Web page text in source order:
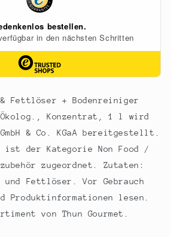
Fettlöser + Bodenreiniger
Konzentrat, 1 l wird
& Co. KGaA bereitgestellt.
ist der Kategorie Non Food /
zugeordnet. Zutaten:
und Fettlöser. Vor Gebrauch
lesen.
von Thun Gourmet.